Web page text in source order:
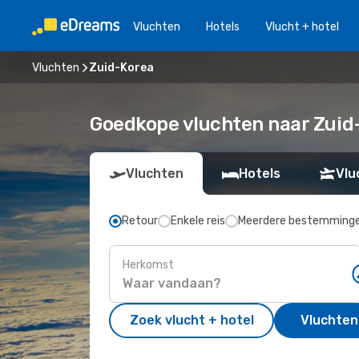
Vluchten Hotels Vlucht + hotel
Vluchten Zuid-Korea
Goedkope vluchten naar
Vluchten Hotels
Retour Enkele reis Meerdere
Herkomst
Zoek vlucht + hotel